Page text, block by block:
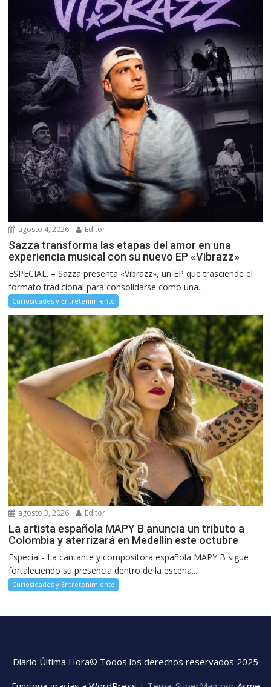
agosto 4, 2026 Editor
Sazza transforma las etapas del amor en una
experiencia musical con su nuevo EP «Vibrazz»
ESPECIAL. – Sazza presenta «Vibrazz», un EP que trasciende el
formato tradicional para consolidarse como una...
Curiosidades y Entretenimiento
agosto 3, 2026 Editor
La artista española MAPY B anuncia un tributo a
Colombia y aterrizará en Medellín este octubre
Especial.- La cantante y compositora española MAPY B sigue
fortaleciendo su presencia dentro de la escena...
Curiosidades y Entretenimiento
Diario Última Hora© Todos los derechos reservados 2025